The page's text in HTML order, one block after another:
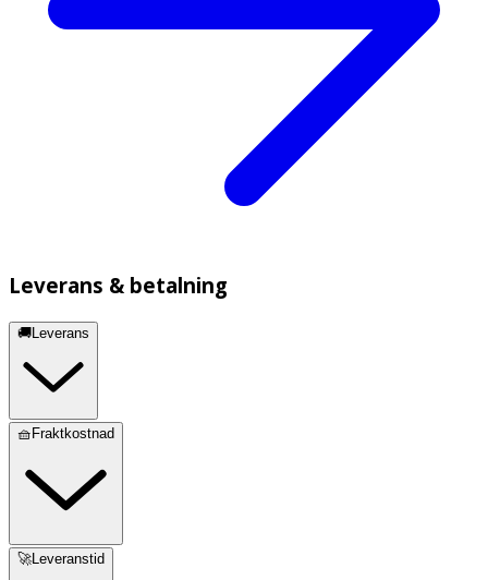
Leverans & betalning
🚚Leverans
🧺Fraktkostnad
🚀Leveranstid